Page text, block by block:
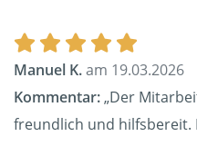
Manuel K.am 19.03.2026
Kommentar:„Der
freundlich und hilfsbereit.